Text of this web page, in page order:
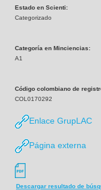
Estado en Scienti:
Categorizado
Categoría en Minciencias:
A1
Código colombiano de
COL0170292
Enlace GrupLAC
Página externa
Descargar resultado de